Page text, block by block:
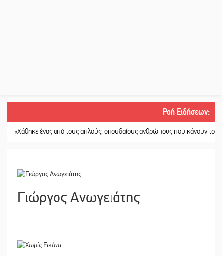
Ροή Ειδήσεων:
ένας από τους απλούς, σπουδαίους ανθρώπους που κάνουν τον κόσμο
Γιώργος Ανωγειάτης